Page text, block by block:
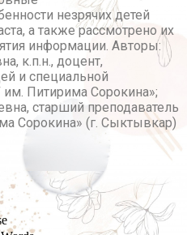
незрячих детей
а также рассмотрено их
информации. Авторы:
к.п.н., доцент,
и специальной
Питирима Сорокина»;
старший преподаватель
Сорокина» (г. Сыктывкар)